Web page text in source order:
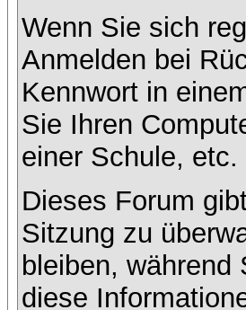
Wenn Sie sich
Anmelden bei
Kennwort in
Sie Ihren
einer Schule,
Dieses Forum
Sitzung zu
bleiben,
diese